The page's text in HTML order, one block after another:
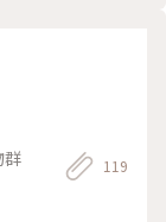
た炒りたての高
群
119